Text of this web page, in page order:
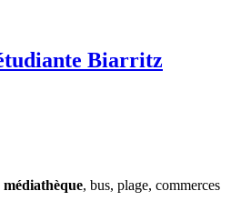
Biarritz
médiathèque, bus, plage, commerces